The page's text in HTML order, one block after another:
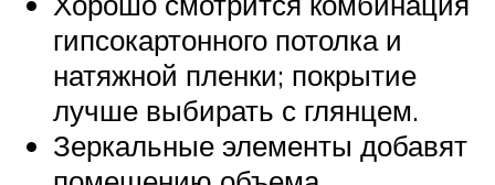
гипсокартонного потолка и
натяжной пленки; покрытие
лучше выбирать с глянцем.
Зеркальные элементы добавят